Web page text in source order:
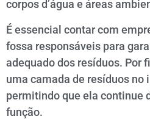
corpos d’água e áreas
É essencial contar com
fossa responsáveis para
adequado dos resíduos. Por
uma camada de resíduos no
permitindo que ela continue
função.